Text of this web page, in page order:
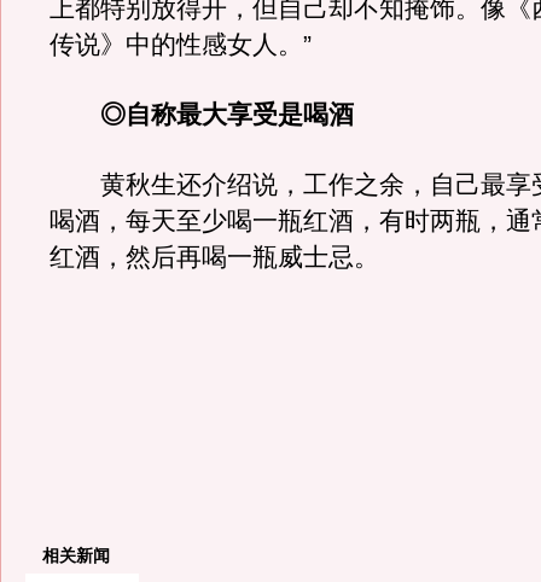
上都特别放得开，但自己却不知掩饰。像《
传说》中的性感女人。”
◎自称最大享受是喝酒
黄秋生还介绍说，工作之余，自己最享
喝酒，每天至少喝一瓶红酒，有时两瓶，通
红酒，然后再喝一瓶威士忌。
相关新闻